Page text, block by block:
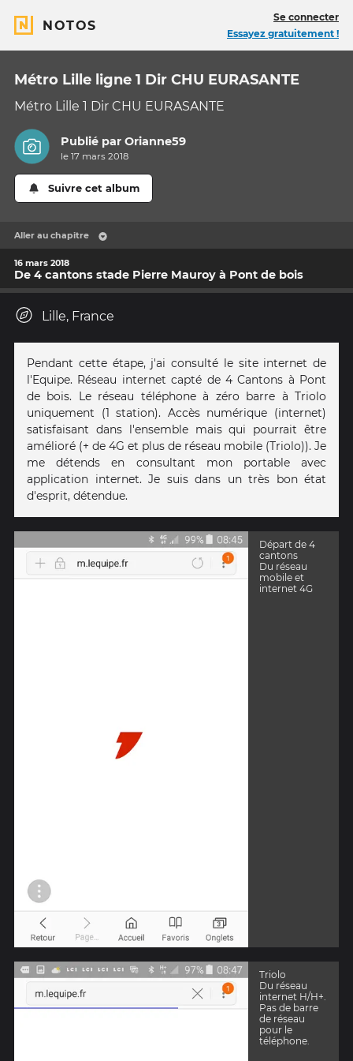
NOTOS
Se connecter
Essayez gratuitement !
Métro Lille ligne 1 Dir CHU EURASANTE
Métro Lille 1 Dir CHU EURASANTE
Publié parOrianne59
le 17 mars 2018
Suivre cet album
Aller au chapitre
16 mars 2018
De 4 cantons stade Pierre Mauroy à Pont de bois
Lille, France
Pendant cette étape, j'ai consulté le site internet de
l'Equipe. Réseau internet capté de 4 Cantons à Pont
de bois. Le réseau téléphone à zéro barre à Triolo
uniquement (1 station). Accès numérique (internet)
satisfaisant dans l'ensemble mais qui pourrait être
amélioré (+ de 4G et plus de réseau mobile (Triolo)). Je
me détends en consultant mon portable avec
application internet. Je suis dans un très bon état
d'esprit, détendue.
Départ de 4
cantons
Du réseau
mobile et
internet 4G
Triolo
Du réseau
internet H/H+.
Pas de barre
de réseau
pour le
téléphone.